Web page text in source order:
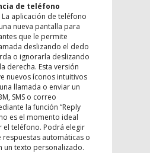
de teléfono
La aplicación de teléfono
nueva pantalla para
que le permite
deslizando el dedo
o ignorarla deslizando
derecha. Esta versión
nuevos íconos intuitivos
llamada o enviar un
SMS o correo
la función “Reply
es el momento ideal
el teléfono. Podrá elegir
respuestas automáticas o
un texto personalizado.